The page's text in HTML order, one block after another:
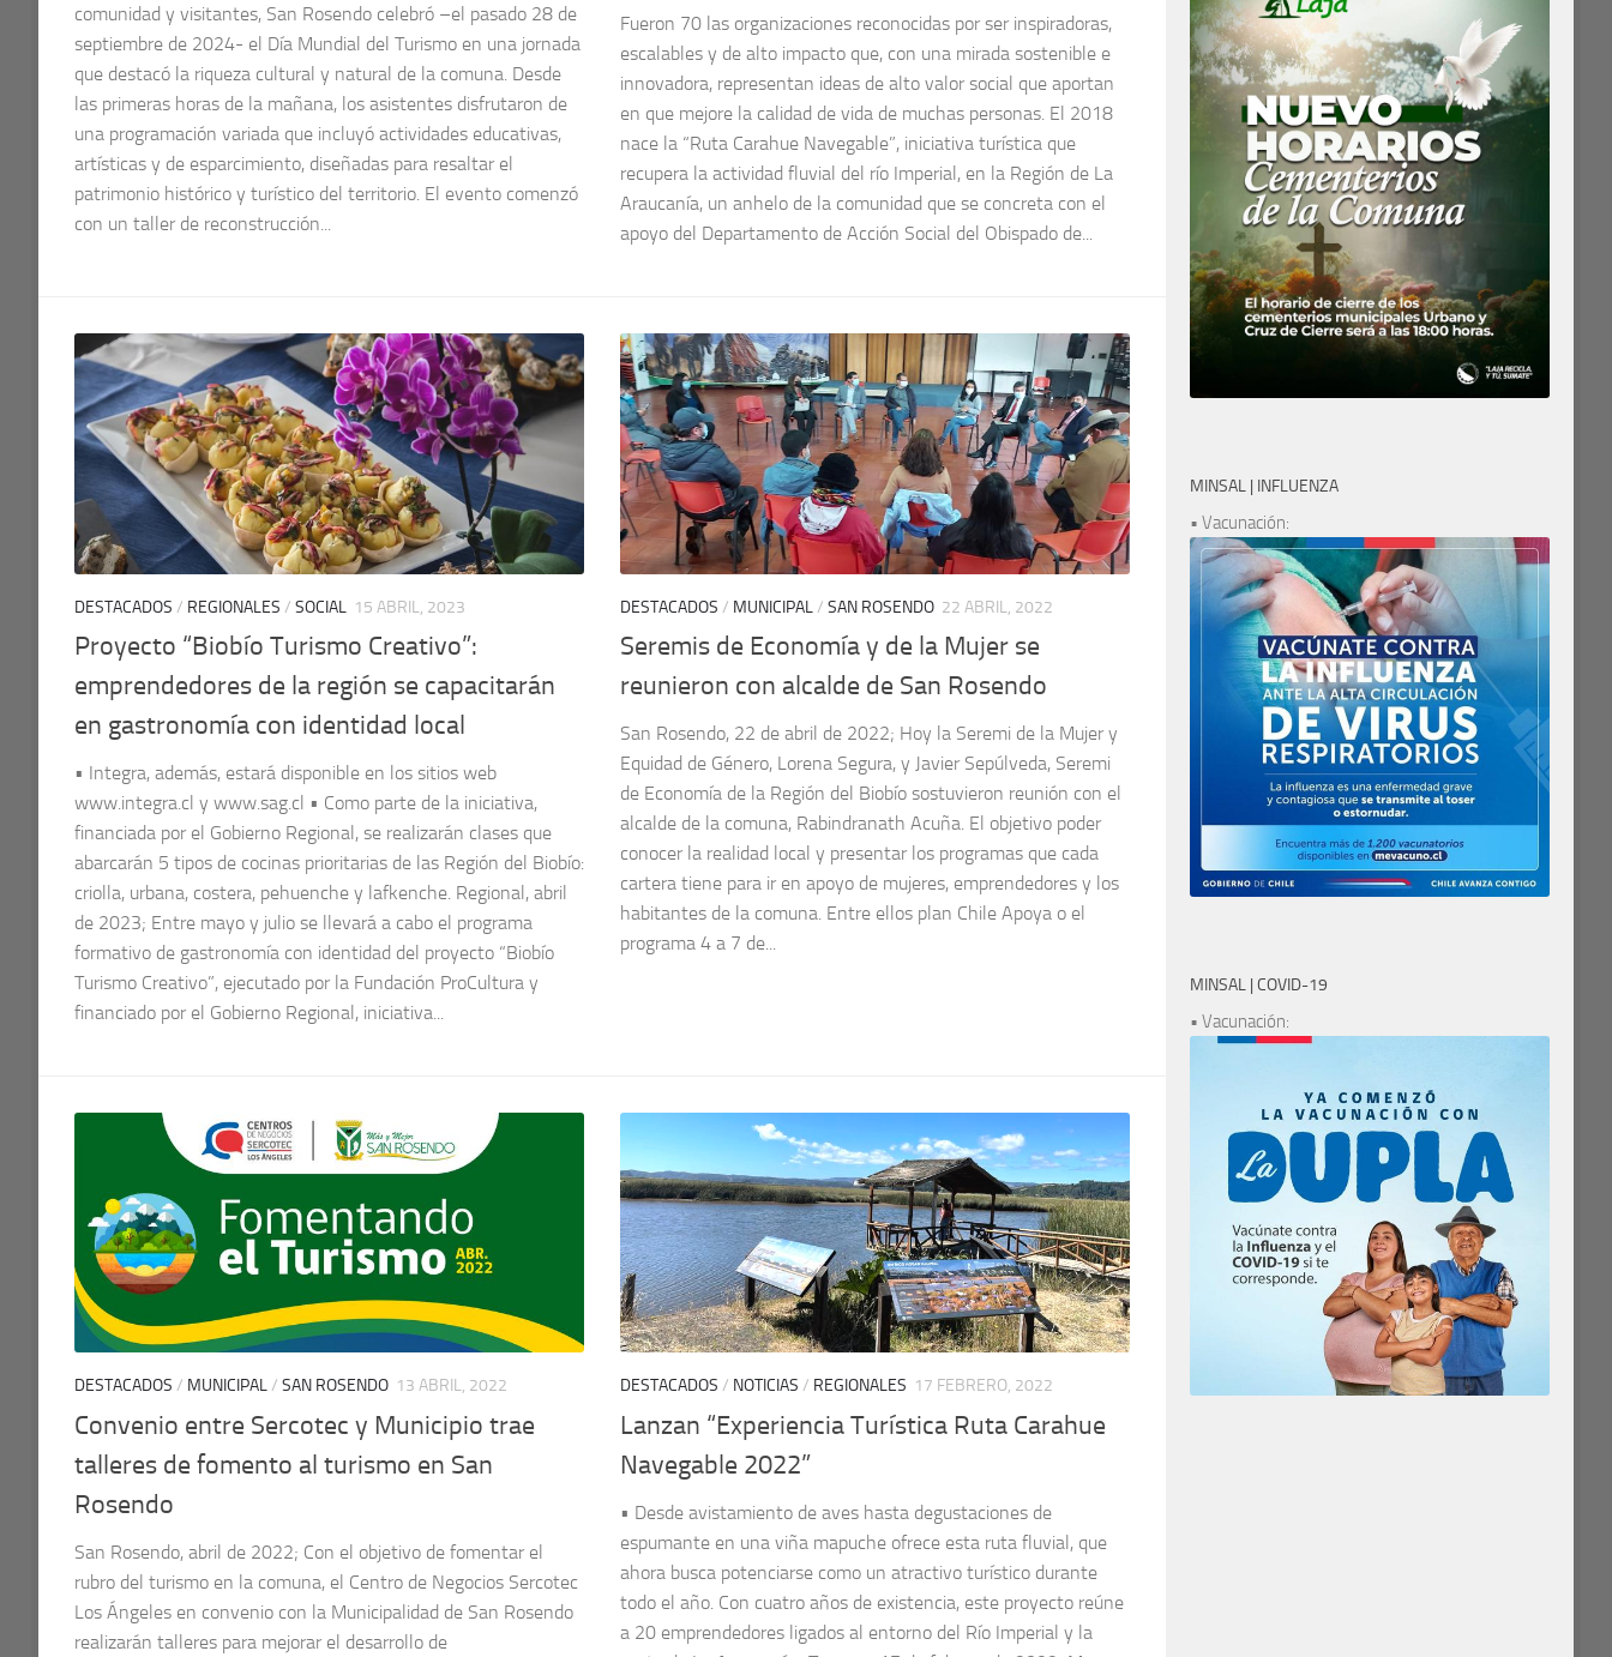
comunidad y visitantes, San Rosendo celebró –el pasado 28 de
septiembre de 2024- el Día Mundial del Turismo en una jornada
que destacó la riqueza cultural y natural de la comuna. Desde
las primeras horas de la mañana, los asistentes disfrutaron de
una programación variada que incluyó actividades educativas,
artísticas y de esparcimiento, diseñadas para resaltar el
patrimonio histórico y turístico del territorio. El evento comenzó
con un taller de reconstrucción...
Fueron 70 las organizaciones reconocidas por ser inspiradoras,
escalables y de alto impacto que, con una mirada sostenible e
innovadora, representan ideas de alto valor social que aportan
en que mejore la calidad de vida de muchas personas. El 2018
nace la “Ruta Carahue Navegable”, iniciativa turística que
recupera la actividad fluvial del río Imperial, en la Región de La
Araucanía, un anhelo de la comunidad que se concreta con el
apoyo del Departamento de Acción Social del Obispado de...
DESTACADOS / REGIONALES / SOCIAL 15 ABRIL, 2023
Proyecto “Biobío Turismo Creativo”:
emprendedores de la región se capacitarán
en gastronomía con identidad local
• Integra, además, estará disponible en los sitios web
www.integra.cl y www.sag.cl • Como parte de la iniciativa,
financiada por el Gobierno Regional, se realizarán clases que
abarcarán 5 tipos de cocinas prioritarias de las Región del Biobío:
criolla, urbana, costera, pehuenche y lafkenche. Regional, abril
de 2023; Entre mayo y julio se llevará a cabo el programa
formativo de gastronomía con identidad del proyecto “Biobío
Turismo Creativo”, ejecutado por la Fundación ProCultura y
financiado por el Gobierno Regional, iniciativa...
DESTACADOS / MUNICIPAL/ SAN ROSENDO 22 ABRIL, 2022
Seremis de Economía y de la Mujer se
reunieron con alcalde de San Rosendo
San Rosendo, 22 de abril de 2022; Hoy la Seremi de la Mujer y
Equidad de Género, Lorena Segura, y Javier Sepúlveda, Seremi
de Economía de la Región del Biobío sostuvieron reunión con el
alcalde de la comuna, Rabindranath Acuña. El objetivo poder
conocer la realidad local y presentar los programas que cada
cartera tiene para ir en apoyo de mujeres, emprendedores y los
habitantes de la comuna. Entre ellos plan Chile Apoya o el
programa 4 a 7 de...
DESTACADOS / MUNICIPAL/ SAN ROSENDO 13 ABRIL, 2022
Convenio entre Sercotec y Municipio trae
talleres de fomento al turismo en San
Rosendo
San Rosendo, abril de 2022; Con el objetivo de fomentar el
rubro del turismo en la comuna, el Centro de Negocios Sercotec
Los Ángeles en convenio con la Municipalidad de San Rosendo
realizarán talleres para mejorar el desarrollo de
DESTACADOS / NOTICIAS / REGIONALES 17 FEBRERO, 2022
Lanzan “Experiencia Turística Ruta Carahue
Navegable 2022”
• Desde avistamiento de aves hasta degustaciones de
espumante en una viña mapuche ofrece esta ruta fluvial, que
ahora busca potenciarse como un atractivo turístico durante
todo el año. Con cuatro años de existencia, este proyecto reúne
a 20 emprendedores ligados al entorno del Río Imperial y la
MINSAL | INFLUENZA
• Vacunación:
MINSAL | COVID-19
• Vacunación: